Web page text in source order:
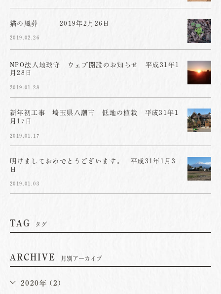
猫の風葬 2019年2月26日
2019.02.26
NPO法人地球守 ウェブ開設のお知らせ 平成31年1
月28日
2019.01.28
新年初工事 埼玉県八潮市 低地の植栽 平成31年1
月17日
2019.01.17
明けましておめでとうございます。 平成31年1月3
日
2019.01.03
TAG タグ
ARCHIVE 月別アーカイブ
2020年 (2)